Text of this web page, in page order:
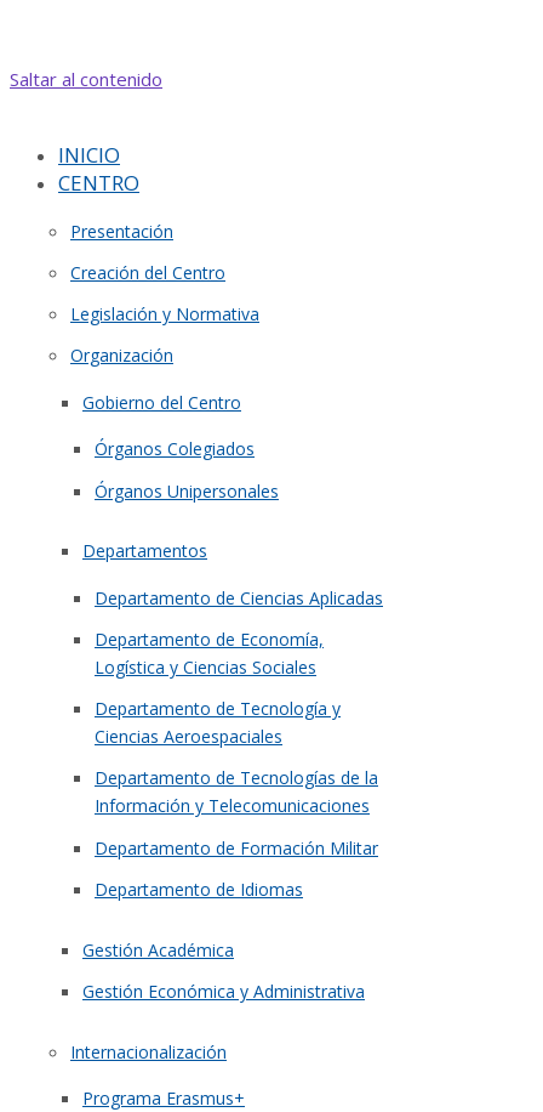
Saltar al contenido
INICIO
CENTRO
Presentación
Creación del Centro
Legislación y Normativa
Organización
Gobierno del Centro
Órganos Colegiados
Órganos Unipersonales
Departamentos
Departamento de Ciencias Aplicadas
Departamento de Economía,
Logística y Ciencias Sociales
Departamento de Tecnología y
Ciencias Aeroespaciales
Departamento de Tecnologías de la
Información y Telecomunicaciones
Departamento de Formación Militar
Departamento de Idiomas
Gestión Académica
Gestión Económica y Administrativa
Internacionalización
Programa Erasmus+